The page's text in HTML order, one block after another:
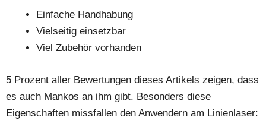
Einfache Handhabung
Vielseitig einsetzbar
Viel Zubehör vorhanden
5 Prozent aller Bewertungen dieses Artikels zeigen, dass
es auch Mankos an ihm gibt. Besonders diese
Eigenschaften missfallen den Anwendern am Linienlaser: